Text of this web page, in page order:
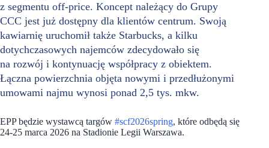
z segmentu off-price. Koncept należący do Grupy
CCC jest już dostępny dla klientów centrum. Swoją
kawiarnię uruchomił także Starbucks, a kilku
dotychczasowych najemców zdecydowało się
na rozwój i kontynuację współpracy z obiektem.
Łączna powierzchnia objęta nowymi i przedłużonymi
umowami najmu wynosi ponad 2,5 tys. mkw.
EPP będzie wystawcą targów #scf2026spring, które odbędą się
24-25 marca 2026 na Stadionie Legii Warszawa.